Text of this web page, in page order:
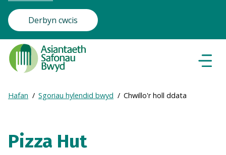
Derbyn cwcis
Food
Standards
Agency
Frontpage
Breadcrumb
Expand
breadcrumb
Hafan Sgoriau hylendid bwyd Chwillo'r holl ddata
Pizza Hut